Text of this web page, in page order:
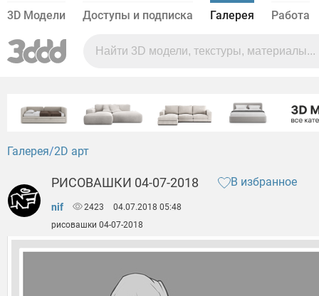
3D Модели Доступы и подписка Галерея Работа
Галерея 2D арт
РИСОВАШКИ 04-07-2018 В избранное
nif 2423
04.07.2018 05:48
рисовашки 04-07-2018